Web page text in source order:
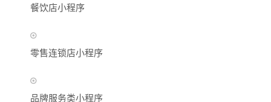
餐饮店小程序
零售连锁店小程序
品牌服务类小程序